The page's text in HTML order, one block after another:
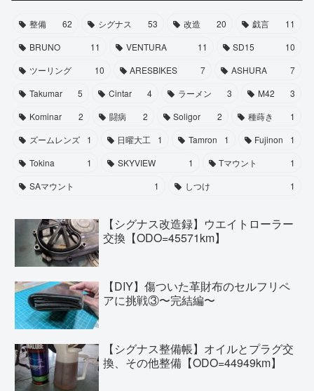
整備 62 シグナス 53 改造 20 戯言
11
BRUNO
11 VENTURA 11 SD15
10
ツーリング
10 ARESBIKES 7 ASHURA
7
Takumar
5 Cintar 4 ラーメン 3 M42
3
Kominar
2 闘病 2 Soligor 2 種蒔き
1
ズームレンズ
1 日曜大工 1 Tamron 1 Fujinon
1
Tokina
1 SKYVIEW 1 Tマウント
1
SAマウント
1 しつけ 1
【シグナス改造録】ウエイトローラー
交換【ODO=45571km】
【DIY】傷ついた革財布のセルフリペ
アに挑戦③〜完結編〜
【シグナス整備帳】オイルとプラグ交
換、その他整備【ODO=44949km】